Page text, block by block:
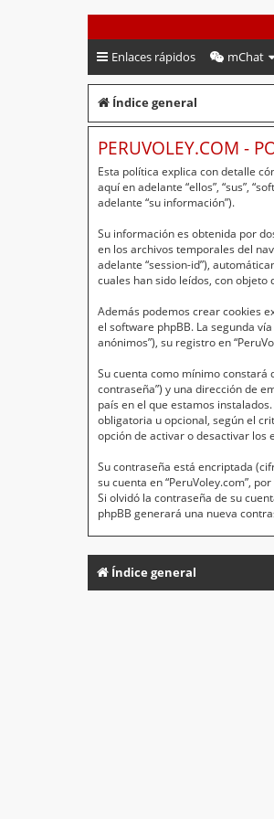
PeruVoley.com
Enlaces rápidos mChat
Índice general
PERUVOLEY.COM -
Esta política explica con detalle
aquí en adelante “ellos”, “sus”,
adelante “su información”).
Su información es obtenida por
en los archivos temporales del
adelante “session-id”),
cuales han sido leídos, con
Además podemos crear cookies
el software phpBB. La segunda
anónimos”), su registro en
Su cuenta como mínimo constará
contraseña”) y una dirección de
país en el que estamos
obligatoria u opcional, según el
opción de activar o desactivar
Su contraseña está encriptada
su cuenta en “PeruVoley.com”,
Si olvidó la contraseña de su
phpBB generará una nueva
Índice general